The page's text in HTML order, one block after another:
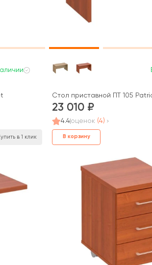
в 1 клик
Стол приставной ПТ 105
23 010
4.4оценок (4)
В корзину